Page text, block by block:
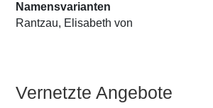
Namensvarianten
Rantzau, Elisabeth von
Vernetzte Angebote